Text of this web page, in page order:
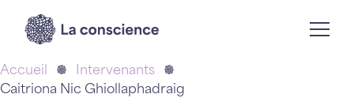
Accueil
Intervenants
Caitriona Nic Ghiollaphadraig